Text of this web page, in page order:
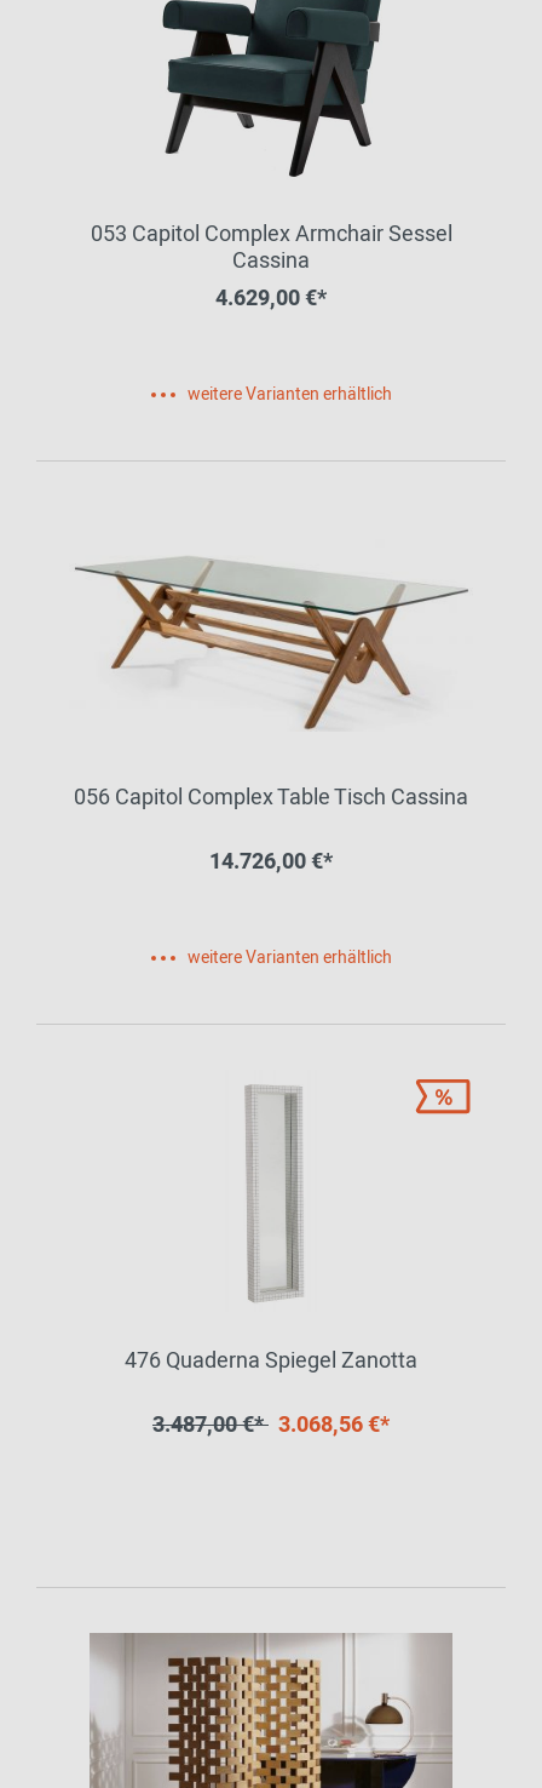
053 Capitol Complex Armchair Sessel
Cassina
4.629,00 €*
weitere Varianten erhältlich
056 Capitol Complex Table Tisch Cassina
14.726,00 €*
weitere Varianten erhältlich
476 Quaderna Spiegel Zanotta
3.487,00 €* 3.068,56 €*